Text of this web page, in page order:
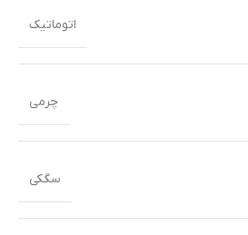
اتوماتیک
چرمی
سگکی